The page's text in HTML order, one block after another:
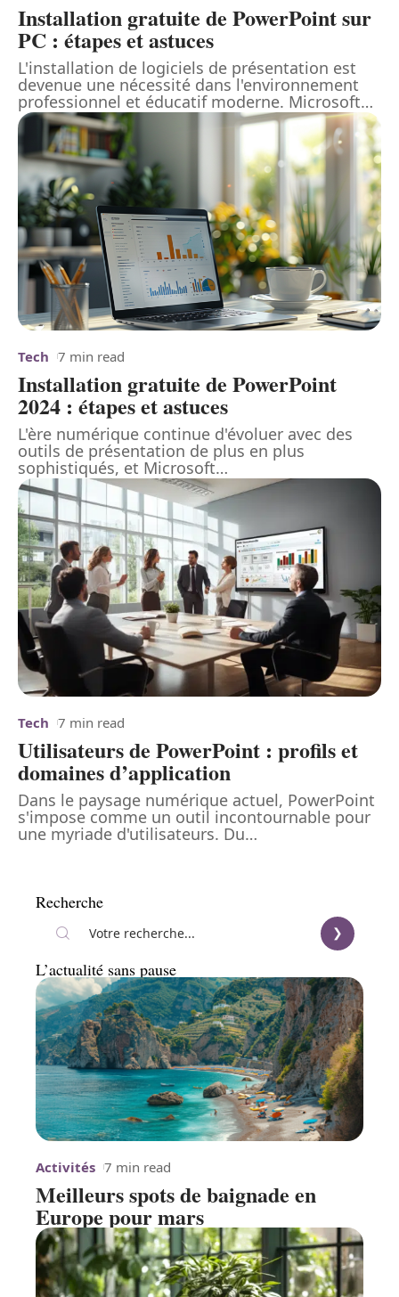
Installation gratuite de PowerPoint sur
PC : étapes et astuces
L'installation de logiciels de présentation est
devenue une nécessité dans l'environnement
professionnel et éducatif moderne. Microsoft…
Tech 7 min read
Installation gratuite de PowerPoint
2024 : étapes et astuces
L'ère numérique continue d'évoluer avec des
outils de présentation de plus en plus
sophistiqués, et Microsoft…
Tech 7 min read
Utilisateurs de PowerPoint : profils et
domaines d’application
Dans le paysage numérique actuel, PowerPoint
s'impose comme un outil incontournable pour
une myriade d'utilisateurs. Du…
Recherche
L’actualité sans pause
Activités 7 min read
Meilleurs spots de baignade en
Europe pour mars